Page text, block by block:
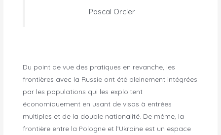
Pascal Orcier
Du point de vue des pratiques en revanche, les
frontières avec la Russie ont été pleinement intégrées
par les populations qui les exploitent
économiquement en usant de visas à entrées
multiples et de la double nationalité. De même, la
frontière entre la Pologne et l’Ukraine est un espace